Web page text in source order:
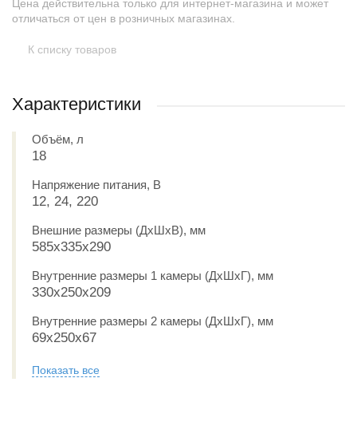
Цена действительна только для интернет-магазина и может
отличаться от цен в розничных магазинах.
К списку товаров
Характеристики
Объём, л
18
Напряжение питания, В
12, 24, 220
Внешние размеры (ДxШxВ), мм
585x335x290
Внутренние размеры 1 камеры (ДxШxГ), мм
330х250х209
Внутренние размеры 2 камеры (ДxШxГ), мм
69х250х67
Показать все